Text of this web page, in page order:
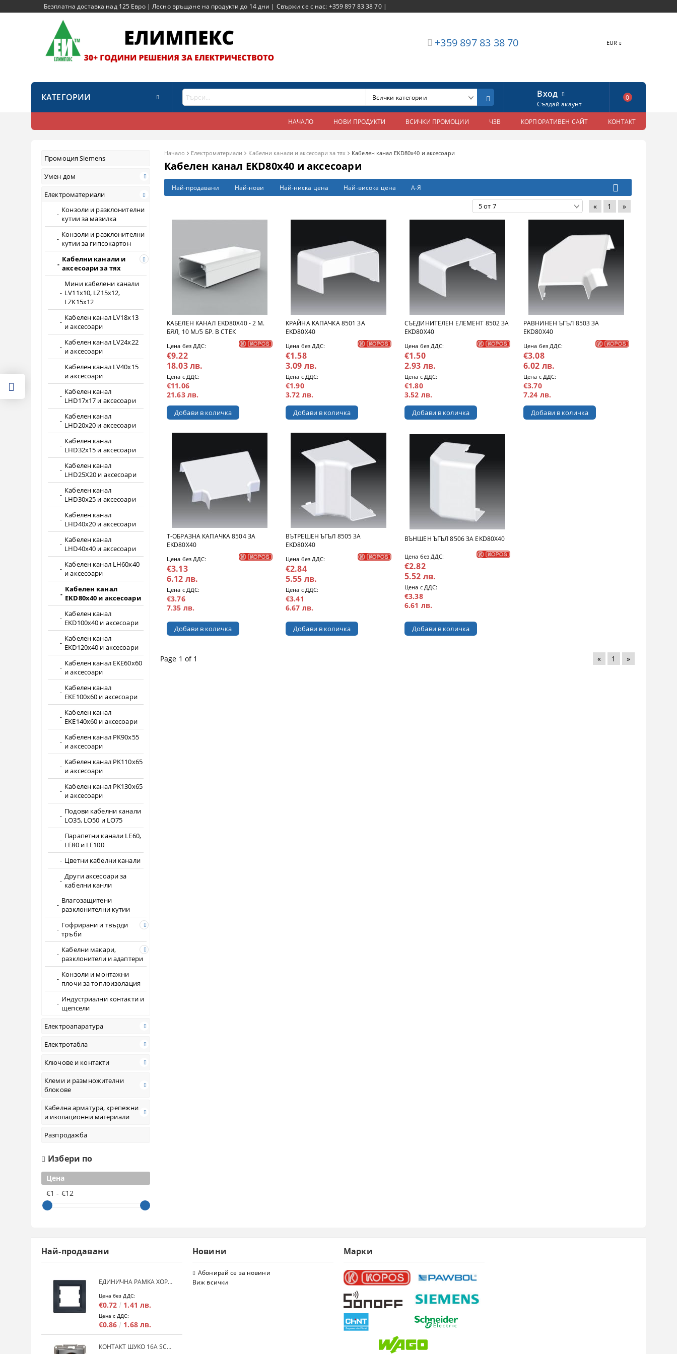
Безплатна доставка над 125 Евро | Лесно връщане на продукти до 14 дни | Свържи се с нас: +359 897 83 38 70 |
+359 897 83 38 70 EUR
КАТЕГОРИИ Вход
Създай акаунт
0
НАЧАЛО НОВИ ПРОДУКТИ ВСИЧКИ ПРОМОЦИИ ЧЗВ КОРПОРАТИВЕН САЙТ КОНТАКТ
Промоция Siemens
Умен дом
Електроматериали
Конзоли и разклонителни
кутии за мазилка
Конзоли и разклонителни
кутии за гипсокартон
Кабелни канали и
аксесоари за тях
Мини кабелени канали
LV11x10, LZ15x12,
LZK15x12
Кабелен канал LV18x13
и аксесоари
Кабелен канал LV24x22
и аксесоари
Кабелен канал LV40x15
и аксесоари
Кабелен канал
LHD17x17 и аксесоари
Кабелен канал
LHD20x20 и аксесоари
Кабелен канал
LHD32x15 и аксесоари
Кабелен канал
LHD25X20 и аксесоари
Кабелен канал
LHD30x25 и аксесоари
Кабелен канал
LHD40x20 и аксесоари
Кабелен канал
LHD40x40 и аксесоари
Кабелен канал LH60x40
и аксесоари
Кабелен канал
EKD80x40 и аксесоари
Кабелен канал
EKD100x40 и аксесоари
Кабелен канал
EKD120x40 и аксесоари
Кабелен канал EKE60x60
и аксесоари
Кабелен канал
EKE100x60 и аксесоари
Кабелен канал
EKE140x60 и аксесоари
Кабелен канал PK90x55
и аксесоари
Кабелен канал PK110x65
и аксесоари
Кабелен канал PK130x65
и аксесоари
Подови кабелни канали
LO35, LO50 и LO75
Парапетни канали LE60,
LE80 и LE100
Цветни кабелни канали
Други аксесоари за
кабелни канли
Влагозащитени
разклонителни кутии
Гофрирани и твърди
тръби
Кабелни макари,
разклонители и адаптери
Конзоли и монтажни
плочи за топлоизолация
Индустриални контакти и
щепсели
Електроапаратура
Електротабла
Ключове и контакти
Клеми и размножителни
блокове
Кабелна арматура, крепежни
и изолационни материали
Разпродажба
Избери по
Цена
€1 - €12
Начало Електроматериали Кабелни канали и аксесоари за тях Кабелен канал EKD80x40 и аксесоари
Кабелен канал EKD80x40 и аксесоари
Най-продавани Най-нови Най-ниска цена Най-висока цена А-Я
« 1 »
КАБЕЛЕН КАНАЛ EKD80X40 - 2 М.
БЯЛ, 10 М./5 БР. В СТЕК
Цена без ДДС:
€9.22
18.03 лв.
Цена с ДДС:
€11.06
21.63 лв.
КРАЙНА КАПАЧКА 8501 ЗА
EKD80X40
Цена без ДДС:
€1.58
3.09 лв.
Цена с ДДС:
€1.90
3.72 лв.
СЪЕДИНИТЕЛЕН ЕЛЕМЕНТ 8502 ЗА
EKD80X40
Цена без ДДС:
€1.50
2.93 лв.
Цена с ДДС:
€1.80
3.52 лв.
РАВНИНЕН ЪГЪЛ 8503 ЗА
EKD80X40
Цена без ДДС:
€3.08
6.02 лв.
Цена с ДДС:
€3.70
7.24 лв.
Т-ОБРАЗНА КАПАЧКА 8504 ЗА
EKD80X40
Цена без ДДС:
€3.13
6.12 лв.
Цена с ДДС:
€3.76
7.35 лв.
ВЪТРЕШЕН ЪГЪЛ 8505 ЗА
EKD80X40
Цена без ДДС:
€2.84
5.55 лв.
Цена с ДДС:
€3.41
6.67 лв.
ВЪНШЕН ЪГЪЛ 8506 ЗА EKD80X40
Цена без ДДС:
€2.82
5.52 лв.
Цена с ДДС:
€3.38
6.61 лв.
Page 1 of 1 « 1 »
Най-продавани
ЕДИНИЧНА РАМКА ХОРИЗОНТАЛНА SCHNEIDER ASFORA EPH5800171 - АНТРАЦИТ
Цена без ДДС:
€0.72 1.41 лв.
Цена с ДДС:
€0.86 1.68 лв.
КОНТАКТ ШУКО 16A SCHNEIDER ASFORA EPH2900171 - АНРАЦИТ
Новини
Абонирай се за новини
Виж всички
Марки